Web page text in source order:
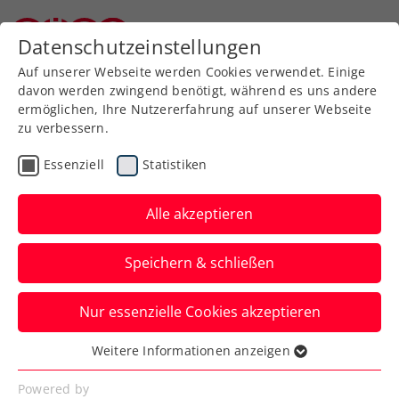
Zurück zur Newsübersicht
ATP
3. Sieg ohne Satzverlust:
Ofner überzeugt auch bei
ATP-Turnier in Rom
Auch wenn Österreichs Nummer eins in
Italiens Hauptstadt diesmal von einer
Aufgabe profitiert.
Verfasst von: Manuel Wachta, 08.05.2025
Datenschutzeinstellungen
Auf unserer Webseite werden Cookies verwendet. Einige
davon werden zwingend benötigt, während es uns andere
ermöglichen, Ihre Nutzererfahrung auf unserer Webseite
zu verbessern.
Essenziell Statistiken
Alle akzeptieren
Speichern & schließen
Nur essenzielle Cookies akzeptieren
Essenziell
Essenzielle Cookies werden für grundlegende
Weitere Informationen anzeigen
Powered by